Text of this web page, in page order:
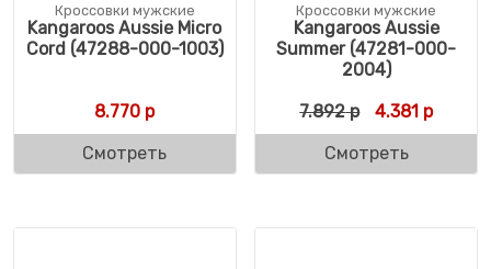
Кроссовки мужские
Kangaroos Aussie Micro
Cord (47288-000-1003)
8.770 р
Смотреть
Кроссовки мужские
Kangaroos Aussie
Summer (47281-000-
2004)
7.892р 4.381 р
Смотреть